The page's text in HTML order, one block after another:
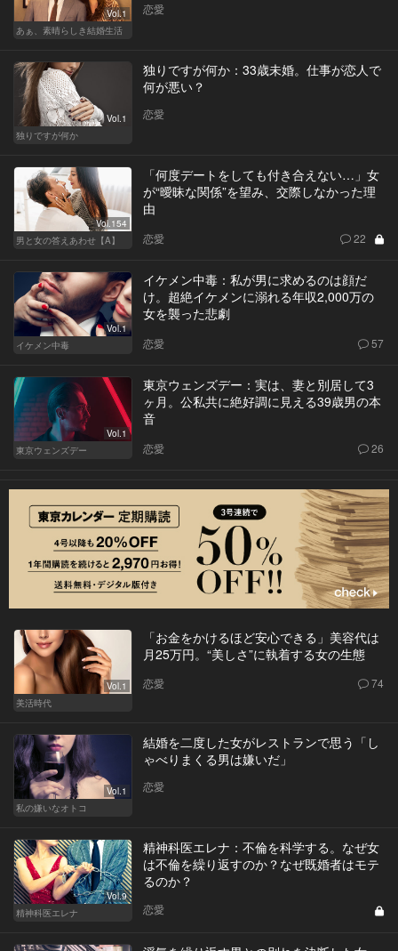
Vol.1
あぁ、素晴らしき結婚生活
恋愛
Vol.1
独りですが何か
独りですが何か：33歳未婚。仕事が恋人で
何が悪い？
恋愛
Vol.154
男と女の答えあわせ【A】
「何度デートをしても付き合えない…」女
が“曖昧な関係”を望み、交際しなかった理
由
恋愛 22
Vol.1
イケメン中毒
イケメン中毒：私が男に求めるのは顔だ
け。超絶イケメンに溺れる年収2,000万の
女を襲った悲劇
恋愛 57
Vol.1
東京ウェンズデー
東京ウェンズデー：実は、妻と別居して3
ヶ月。公私共に絶好調に見える39歳男の本
音
恋愛 26
Vol.1
美活時代
「お金をかけるほど安心できる」美容代は
月25万円。“美しさ”に執着する女の生態
恋愛 74
Vol.1
私の嫌いなオトコ
結婚を二度した女がレストランで思う「し
ゃべりまくる男は嫌いだ」
恋愛
Vol.9
精神科医エレナ
精神科医エレナ：不倫を科学する。なぜ女
は不倫を繰り返すのか？なぜ既婚者はモテ
るのか？
恋愛